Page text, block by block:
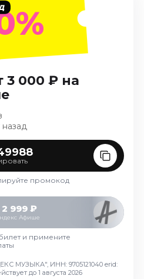
3 000 ₽ на
промокод
2 999 ₽
Афише
и примените
МУЗЫКА", ИНН: 9705121040 erid:
до 1 августа 2026